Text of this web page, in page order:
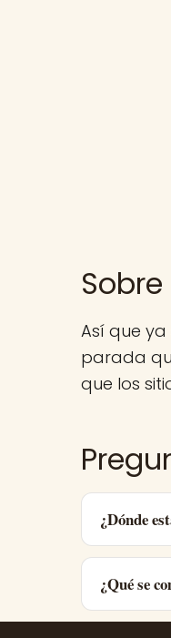
Así que
parada
que los
¿Dónde
¿Qué se